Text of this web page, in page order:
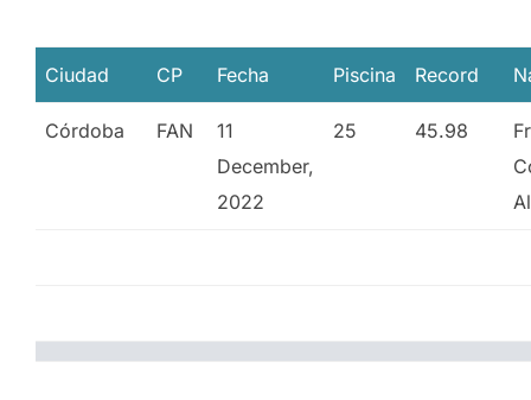
Ciudad CP Fecha Piscina Record
Córdoba FAN
11
December,
2022
25 45.98